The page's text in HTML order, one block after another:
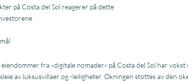
på Costa del Sol reagerer på dette
fra «digitale nomader» på Costa del Sol har vokst
av luksusvillaer og -leiligheter. Økningen støttes av den